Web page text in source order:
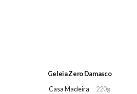
Geleia Zero Damasco
Casa Madeira
220g